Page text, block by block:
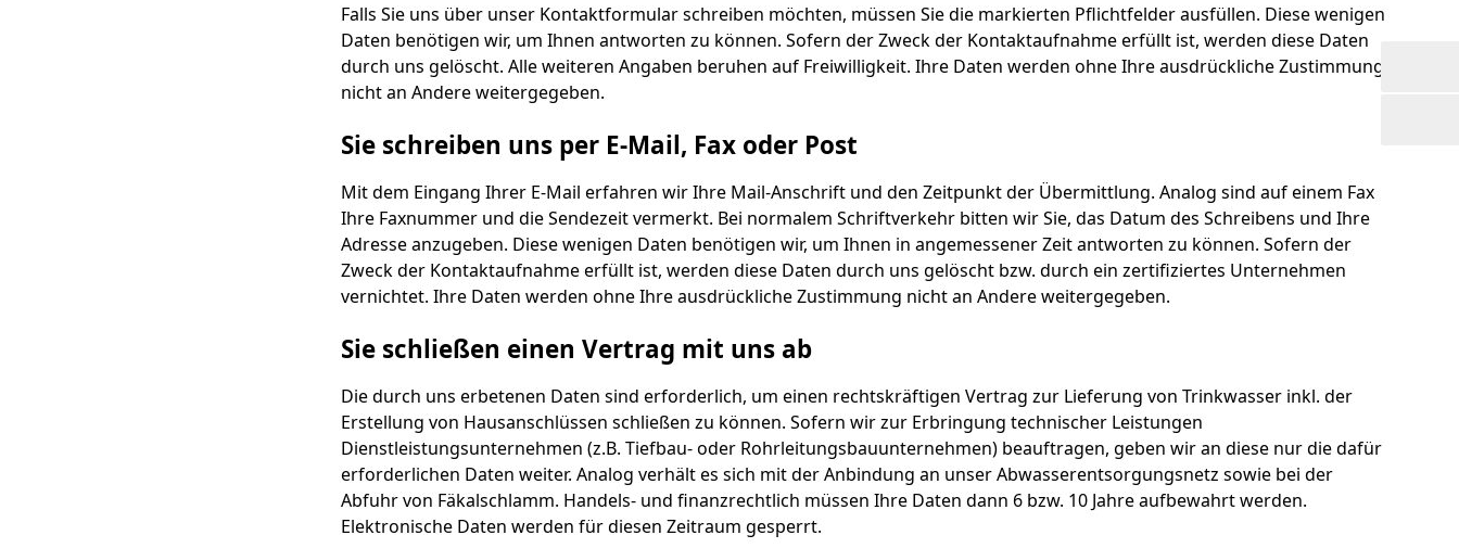
Falls Sie uns über unser Kontaktformular schreiben möchten, müssen Sie die markierten Pflichtfelder ausfüllen. Diese wenigen
Daten benötigen wir, um Ihnen antworten zu können. Sofern der Zweck der Kontaktaufnahme erfüllt ist, werden diese Daten
durch uns gelöscht. Alle weiteren Angaben beruhen auf Freiwilligkeit. Ihre Daten werden ohne Ihre ausdrückliche Zustimmung
nicht an Andere weitergegeben.
Sie schreiben uns per E-Mail, Fax oder Post
Mit dem Eingang Ihrer E-Mail erfahren wir Ihre Mail-Anschrift und den Zeitpunkt der Übermittlung. Analog sind auf einem Fax
Ihre Faxnummer und die Sendezeit vermerkt. Bei normalem Schriftverkehr bitten wir Sie, das Datum des Schreibens und Ihre
Adresse anzugeben. Diese wenigen Daten benötigen wir, um Ihnen in angemessener Zeit antworten zu können. Sofern der
Zweck der Kontaktaufnahme erfüllt ist, werden diese Daten durch uns gelöscht bzw. durch ein zertifiziertes Unternehmen
vernichtet. Ihre Daten werden ohne Ihre ausdrückliche Zustimmung nicht an Andere weitergegeben.
Sie schließen einen Vertrag mit uns ab
Die durch uns erbetenen Daten sind erforderlich, um einen rechtskräftigen Vertrag zur Lieferung von Trinkwasser inkl. der
Erstellung von Hausanschlüssen schließen zu können. Sofern wir zur Erbringung technischer Leistungen
Dienstleistungsunternehmen (z.B. Tiefbau- oder Rohrleitungsbauunternehmen) beauftragen, geben wir an diese nur die dafür
erforderlichen Daten weiter. Analog verhält es sich mit der Anbindung an unser Abwasserentsorgungsnetz sowie bei der
Abfuhr von Fäkalschlamm. Handels- und finanzrechtlich müssen Ihre Daten dann 6 bzw. 10 Jahre aufbewahrt werden.
Elektronische Daten werden für diesen Zeitraum gesperrt.